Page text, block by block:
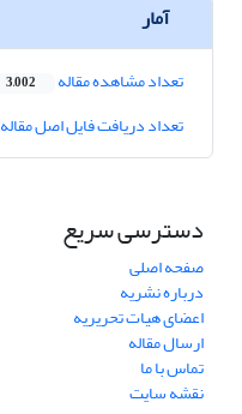
آمار
تعداد مشاهده مقاله 3,002
تعداد دریافت فایل اصل مقاله
دسترسی سریع
صفحه اصلی
درباره نشریه
اعضای هیات تحریریه
ارسال مقاله
تماس با ما
نقشه سایت